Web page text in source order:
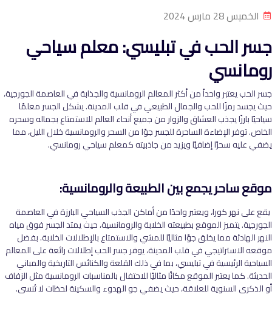
الخميس 28 مارس 2024
جسر الحب في تبليسي: معلم سياحي
رومانسي
جسر الحب يعتبر واحداً من أكثر المعالم الرومانسية والجذابة في العاصمة الجورجية،
حيث يجسد رمزًا للحب والجمال الطبيعي في قلب المدينة. يشكل الجسر معلمًا
سياحيًا بارزًا يجذب العشاق والزوار من جميع أنحاء العالم للاستمتاع بجماله وسحره
الخاص. توفر الإضاءة الساحرة للجسر جوًا من السحر والرومانسية خلال الليل، مما
يضفي عليه سحرًا إضافيًا ويزيد من جاذبيته كمعلم سياحي رومانسي.
موقع ساحر يجمع بين الطبيعة والرومانسية:
يقع على نهر كورا، ويعتبر واحدًا من أماكن الجذب السياحي البارزة في العاصمة
الجورجية. يتميز الموقع بطبيعته الخلابة والرومانسية، حيث يمتد الجسر فوق مياه
النهر الهادئة مما يخلق جوًا مثاليًا للمشي والاستمتاع بالإطلالات الخلابة. بفضل
موقعه الاستراتيجي في قلب المدينة، يوفر جسر الحب إطلالات رائعة على المعالم
السياحية الرئيسية في تبليسي، بما في ذلك القلعة والكنائس التاريخية والمباني
الحديثة. كما يعتبر الموقع مكانًا مثاليًا للاحتفال بالمناسبات الرومانسية مثل الزفاف
أو الذكرى السنوية للعلاقة، حيث يضفي جو الهدوء والسكينة لحظات لا تُنسى.